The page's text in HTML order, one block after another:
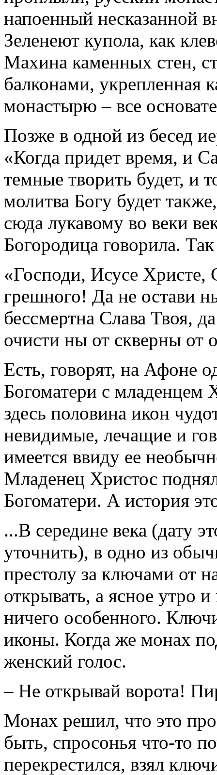
напоенный несказанной
Зеленеют купола, как
Махина каменных стен,
балконами, укрепленная
монастырю – все
Позже в одной из бесед
«Когда придет время, и
темные творить будет, и
молитва Богу будет
сюда лукавому во веки
Богородица говорила.
«Господи, Исусе
грешного! Да не остави
бессмертна Слава Твоя,
очисти ны от скверны от
Есть, говорят, на Афоне
Богоматери с младенцем
здесь половина икон
невидимые, лечащие и
имеется ввиду ее
Младенец Христос
Богоматери. А история
...В середине века (дату
уточнить), в одно из
престолу за ключами от
открывать, а ясное утро
ничего особенного.
иконы. Когда же монах
женский голос.
– Не открывай ворота!
Монах решил, что это
быть, спросонья что-то
перекрестился, взял